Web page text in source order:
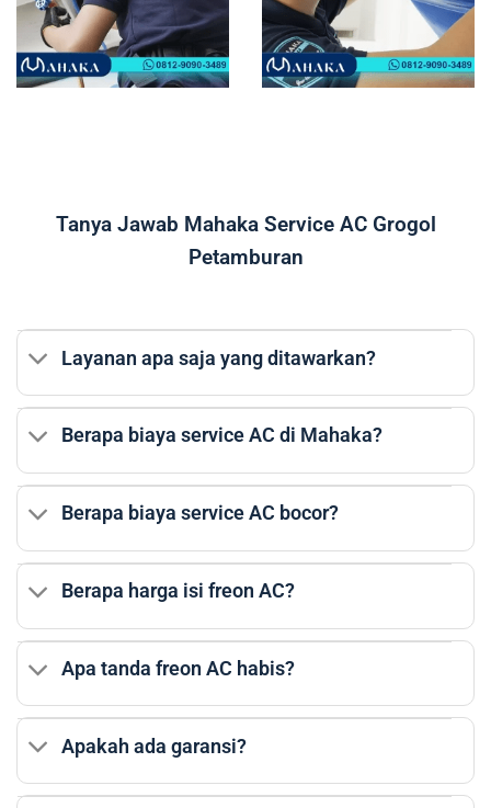
Tanya Jawab Mahaka Service AC Grogol
Petamburan
Layanan apa saja yang ditawarkan?
Berapa biaya service AC di Mahaka?
Berapa biaya service AC bocor?
Berapa harga isi freon AC?
Apa tanda freon AC habis?
Apakah ada garansi?